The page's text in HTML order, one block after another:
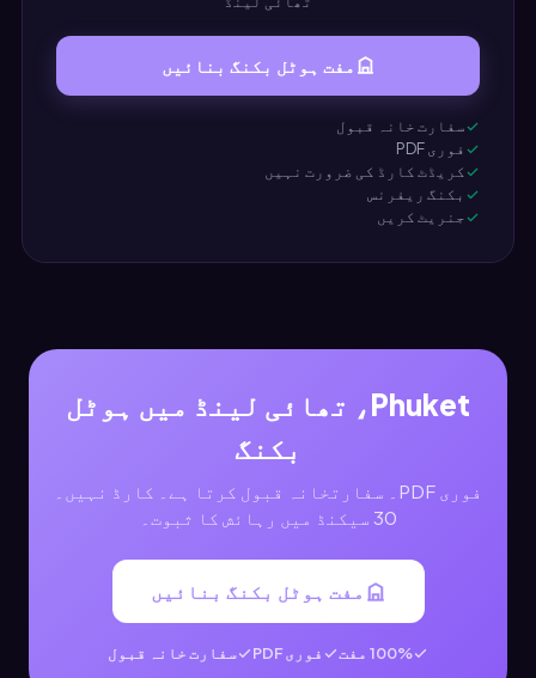
مفت ہوٹل بکنگ بنائیں
سفارت خانہ قبول
فوری PDF
کریڈٹ کارڈ کی ضرورت نہیں
بکنگ ریفرنس
جنریٹ کریں
Phuket، تھائی لینڈ میں ہوٹل
بکنگ
فوری PDF۔ سفارتخانہ قبول کرتا ہے۔ کارڈ نہیں۔
30 سیکنڈ میں رہائش کا ثبوت۔
مفت ہوٹل بکنگ بنائیں
100% مفت فوری PDF سفارت خانہ قبول